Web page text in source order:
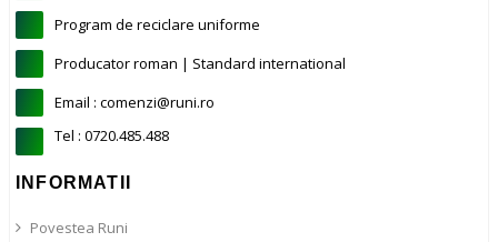
Program de reciclare uniforme
Producator roman | Standard international
Email : comenzi@runi.ro
Tel : 0720.485.488
INFORMATII
Povestea Runi